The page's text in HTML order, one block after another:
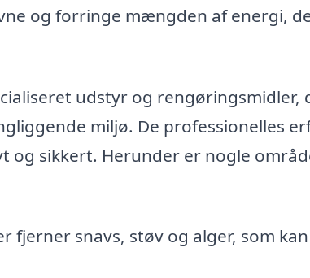
og forringe mængden af energi,
udstyr og rengøringsmidler,
miljø. De professionelles
og sikkert. Herunder er nogle
fjerner snavs, støv og alger, som kan